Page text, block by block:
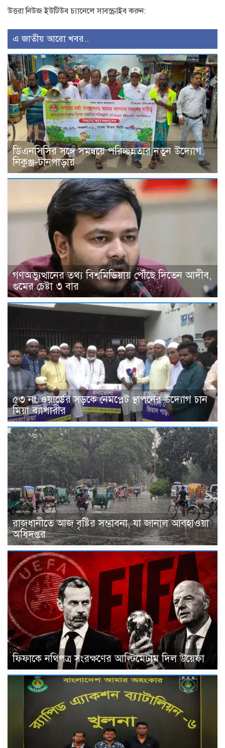
উত্তরা নিউজ ইউটিউব চ্যানেলে সাবস্ক্রাইব করুন:
এ জাতীয় আরো খবর..
ডিএনসিসির সঙ্গে সমন্বয়ে পরিচ্ছন্নতার নতুন উদ্যোগ
নিকুঞ্জ-টানপাড়ায়
গণঅভ্যুত্থানের তথ্য বিশ্বমিডিয়ায় পৌঁছে দিতেন আদীব,
গুমের চেষ্টা ৩ বার
৫৩ নং ওয়ার্ডের সড়কে নেমপ্লেট স্থাপনের উদ্যোগ চান
মিয়া ব্যাপারীর
রাজধানীতে আজ বৃষ্টির সম্ভাবনা, যা জানাল আবহাওয়া
অধিদপ্তর
ফিফাকে নথিপত্র সংরক্ষণের আল্টিমেটাম দিল উয়েফা